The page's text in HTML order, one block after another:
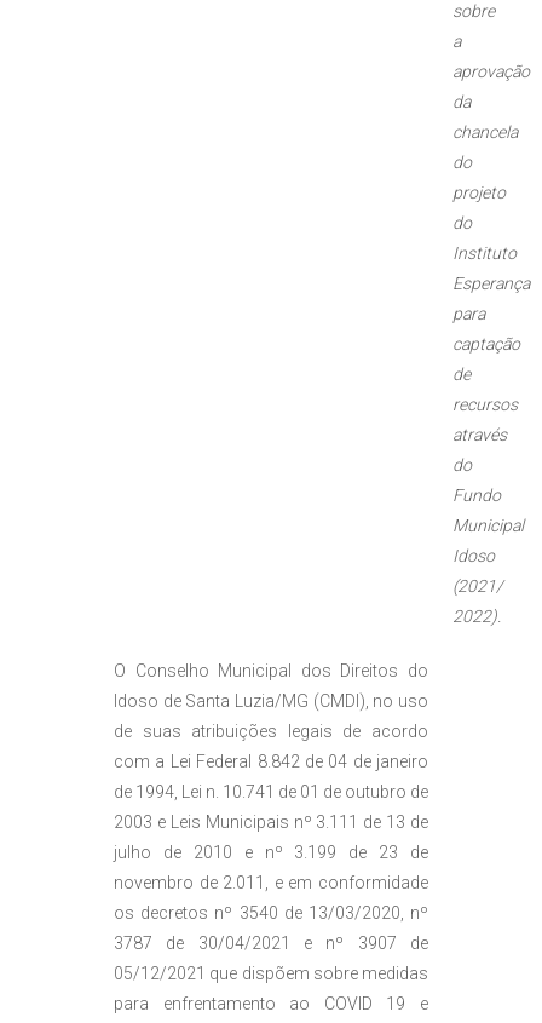
sobre
a
aprovação
da
chancela
do
projeto
do
Instituto
Esperança
para
captação
de
recursos
através
do
Fundo
Municipal
Idoso
(2021/
2022).
O Conselho Municipal dos Direitos do
Idoso de Santa Luzia/MG (CMDI), no uso
de suas atribuições legais de acordo
com a Lei Federal 8.842 de 04 de janeiro
de 1994, Lei n. 10.741 de 01 de outubro de
2003 e Leis Municipais nº 3.111 de 13 de
julho de 2010 e nº 3.199 de 23 de
novembro de 2.011, e em conformidade
os decretos nº 3540 de 13/03/2020, nº
3787 de 30/04/2021 e nº 3907 de
05/12/2021 que dispõem sobre medidas
para enfrentamento ao COVID 19 e